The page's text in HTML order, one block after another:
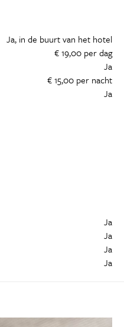
Ja, in de buurt van het hotel
€ 19,00 per dag
Ja
€ 15,00 per nacht
Ja
Ja
Ja
Ja
Ja